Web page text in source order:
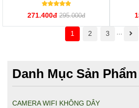
271.400đ 295.000đ
1 2 3
Danh Mục Sản Phẩm
CAMERA WIFI KHÔNG DÂY